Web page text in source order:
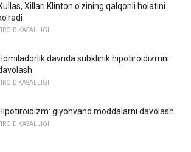
Xillari Klinton o'zining qalqonli holatini
KASALLIGI
davrida subklinik hipotiroidizmni
KASALLIGI
giyohvand moddalarni davolash
KASALLIGI